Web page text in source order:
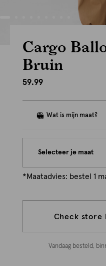
Cargo
Bruin
59.99
Selecteer je maat
*Maatadvies: bestel 1
Check store
Vandaag besteld,